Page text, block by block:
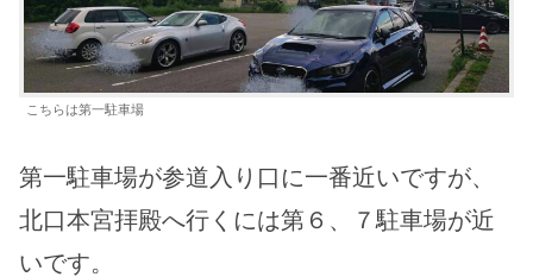
こちらは第一駐車場
第一駐車場が参道入り口に一番近いですが、
北口本宮拝殿へ行くには第６、７駐車場が近
いです。